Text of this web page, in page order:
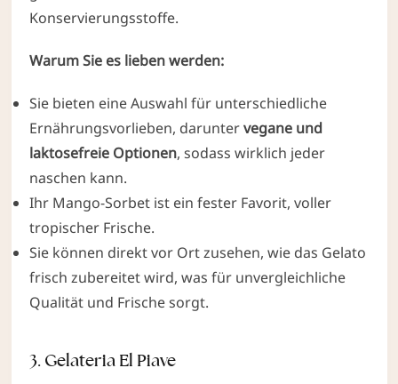
Konservierungsstoffe.
Warum Sie es lieben werden:
Sie bieten eine Auswahl für unterschiedliche
Ernährungs­vorlieben, daruntervegane und
laktosefreie Optionen, sodass wirklich jeder
naschen kann.
Ihr Mango-Sorbet ist ein fester Favorit, voller
tropischer Frische.
Sie können direkt vor Ort zusehen, wie das Gelato
frisch zubereitet wird, was für unvergleichliche
Qualität und Frische sorgt.
3. Gelateria El Piave